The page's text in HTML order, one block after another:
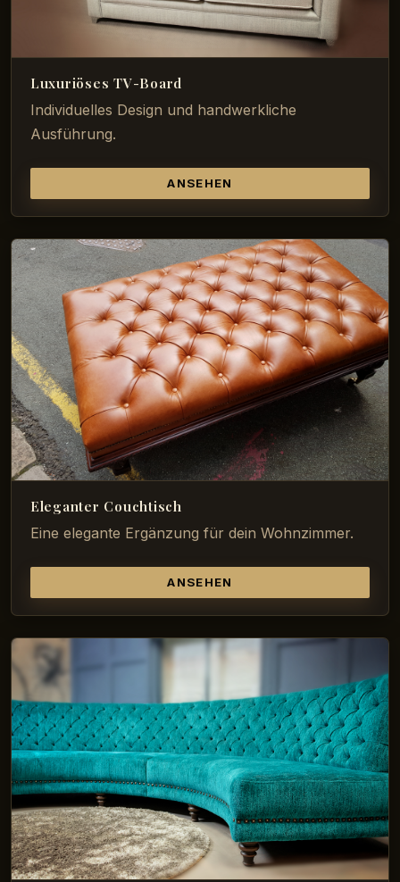
Luxuriöses TV-Board
Individuelles Design und handwerkliche
Ausführung.
ANSEHEN
Eleganter Couchtisch
Eine elegante Ergänzung für dein Wohnzimmer.
ANSEHEN